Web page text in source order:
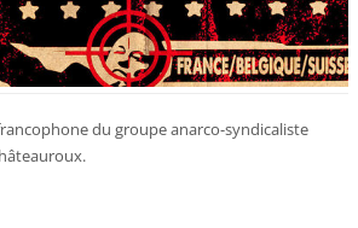
du groupe anarco-syndicaliste